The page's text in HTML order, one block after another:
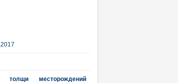
толщи месторождений